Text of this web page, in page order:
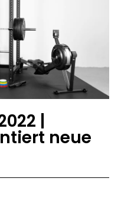
|
neue